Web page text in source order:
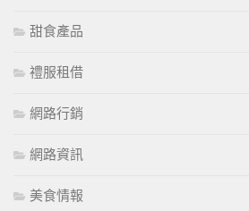
甜食產品
禮服租借
網路行銷
網路資訊
美食情報